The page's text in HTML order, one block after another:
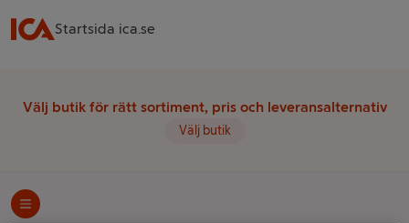
Startsida ica.se
Välj butik för rätt sortiment, pris och leveransalternativ
Välj butik